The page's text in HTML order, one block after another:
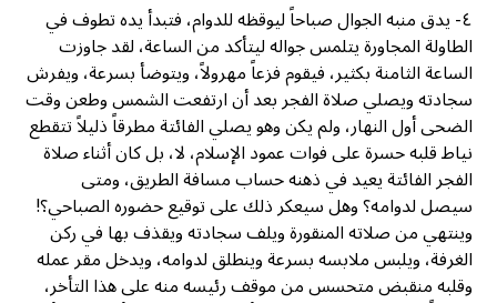
٤- يدق منبه الجوال صباحاً ليوقظه للدوام، فتبدأ يده تطوف في
الطاولة المجاورة يتلمس جواله ليتأكد من الساعة، لقد جاوزت
الساعة الثامنة بكثير، فيقوم فزعاً مهرولاً، ويتوضأ بسرعة، ويفرش
سجادته ويصلي صلاة الفجر بعد أن ارتفعت الشمس وطعن وقت
الضحى أول النهار، ولم يكن وهو يصلي الفائتة مطرقاً ذليلاً تتقطع
نياط قلبه حسرة على فوات عمود الإسلام، لا، بل كان أثناء صلاة
الفجر الفائتة يعيد في ذهنه حساب مسافة الطريق، ومتى
سيصل لدوامه؟ وهل سيعكر ذلك على توقيع حضوره الصباحي؟!
وينتهي من صلاته المنقورة ويلف سجادته ويقذف بها في ركن
الغرفة، ويلبس ملابسه بسرعة وينطلق لدوامه، ويدخل مقر عمله
وقلبه منقبض متحسس من موقف رئيسه منه على هذا التأخر،